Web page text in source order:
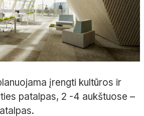
įrengti kultūros ir
patalpas, 2 -4 aukštuose –